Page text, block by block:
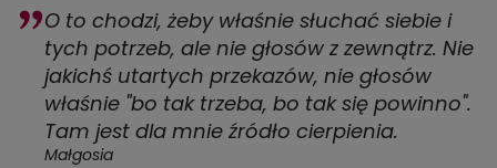
O to chodzi, żeby właśnie słuchać siebie i
tych potrzeb, ale nie głosów z zewnątrz. Nie
jakichś utartych przekazów, nie głosów
właśnie "bo tak trzeba, bo tak się powinno".
Tam jest dla mnie źródło cierpienia.
Małgosia